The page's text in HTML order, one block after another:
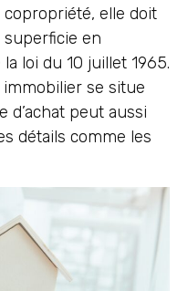
elle doit
en
loi du 10 juillet 1965.
se situe
d’achat peut aussi
détails comme les